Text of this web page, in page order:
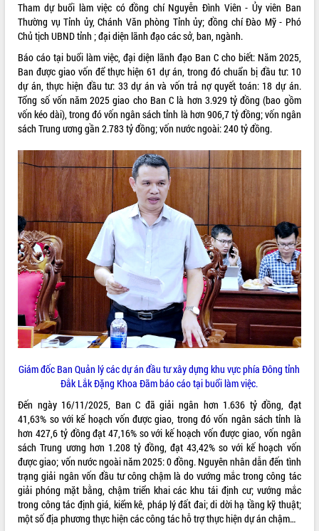
VIDEO
Loading the player...
Khám bệnh, cấp phát thuốc miễn phí
và tặng quà người dân xã Cư Pui
Hội nghị UBND tỉnh Đắk Lắk thường kỳ
tháng 7/2026
Lễ truy tặng danh hiệu “Bà Mẹ Việt
Nam Anh hùng” và trao Huân chương
Lao động
UBND tỉnh Đắk Lắk triển khai nhiệm
vụ 6 tháng cuối năm 2026
Kỳ họp thứ Hai, Hội đồng nhân dân
tỉnh khóa XI quyết nghị nhiều nội dung
quan trọng
Bí thư Tỉnh ủy Lương Nguyễn Minh
Triết thăm, tặng quà người có công với
cách mạng
Rà soát, hoàn thiện hệ thống thiết chế
văn hóa, thể thao đáp ứng yêu cầu
phát triển mới
ALBUM ẢNH
LIÊN KẾT WEB
Tham dự buổi làm việc có đồng chí Nguyễn Đình Viên - Ủy viên Ban
Thường vụ Tỉnh ủy, Chánh Văn phòng Tỉnh ủy; đồng chí Đào Mỹ - Phó
Chủ tịch UBND tỉnh ; đại diện lãnh đạo các sở, ban, ngành.
Báo cáo tại buổi làm việc, đại diện lãnh đạo Ban C cho biết: Năm 2025,
Ban được giao vốn để thực hiện 61 dự án, trong đó chuẩn bị đầu tư: 10
dự án, thực hiện đầu tư: 33 dự án và vốn trả nợ quyết toán: 18 dự án.
Tổng số vốn năm 2025 giao cho Ban C là hơn 3.929 tỷ đồng (bao gồm
vốn kéo dài), trong đó vốn ngân sách tỉnh là hơn 906,7 tỷ đồng; vốn ngân
sách Trung ương gần 2.783 tỷ đồng; vốn nước ngoài: 240 tỷ đồng.
Giám đốc Ban Quản lý các dự án đầu tư xây dựng khu vực phía Đông tỉnh
Đắk Lắk Đặng Khoa Đãm báo cáo tại buổi làm việc.
Đến ngày 16/11/2025, Ban C đã giải ngân hơn 1.636 tỷ đồng, đạt
41,63% so với kế hoạch vốn được giao, trong đó vốn ngân sách tỉnh là
hơn 427,6 tỷ đồng đạt 47,16% so với kế hoạch vốn được giao, vốn ngân
sách Trung ương hơn 1.208 tỷ đồng, đạt 43,42% so với kế hoạch vốn
được giao; vốn nước ngoài năm 2025: 0 đồng. Nguyên nhân dẫn đến tình
trạng giải ngân vốn đầu tư công chậm là do vướng mắc trong công tác
giải phóng mặt bằng, chậm triển khai các khu tái định cư; vướng mắc
trong công tác định giá, kiểm kê, pháp lý đất đai; di dời hạ tầng kỹ thuật;
một số địa phương thực hiện các công tác hỗ trợ thực hiện dự án chậm…